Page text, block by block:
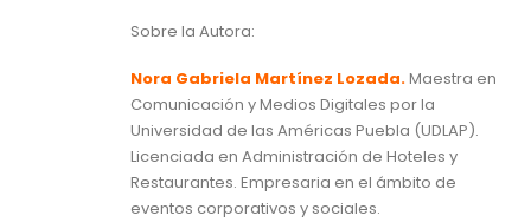
Sobre la Autora:
Nora Gabriela Martínez Lozada.Maestra en
Comunicación y Medios Digitales por la
Universidad de las Américas Puebla (UDLAP).
Licenciada en Administración de Hoteles y
Restaurantes. Empresaria en el ámbito de
eventos corporativos y sociales.